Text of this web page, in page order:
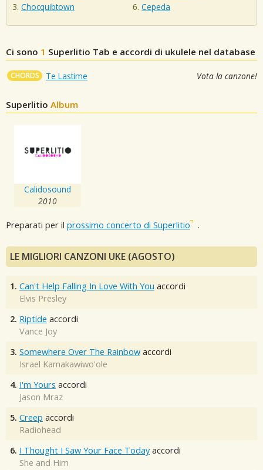
Chocquibtown
Cepeda
Ci sono 1 Superlitio Tab e accordi di ukulele nel database
CHORDS Te Lastime Vota la canzone!
Superlitio Album
Calidosound
2010
Preparati per il prossimo concerto di Superlitio .
LE MIGLIORI CANZONI UKE (AGOSTO)
1. Can't Help Falling In Love With You accordi
Elvis Presley
2. Riptide accordi
Vance Joy
3. Somewhere Over The Rainbow accordi
Israel Kamakawiwo'ole
4. I'm Yours accordi
Jason Mraz
5. Creep accordi
Radiohead
6. I Thought I Saw Your Face Today accordi
She and Him